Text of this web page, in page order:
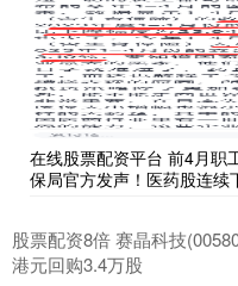
在线股票配资平台 前4月职
保局官方发声！医药股连
股票配资8倍 赛晶科技
港元回购3.4万股